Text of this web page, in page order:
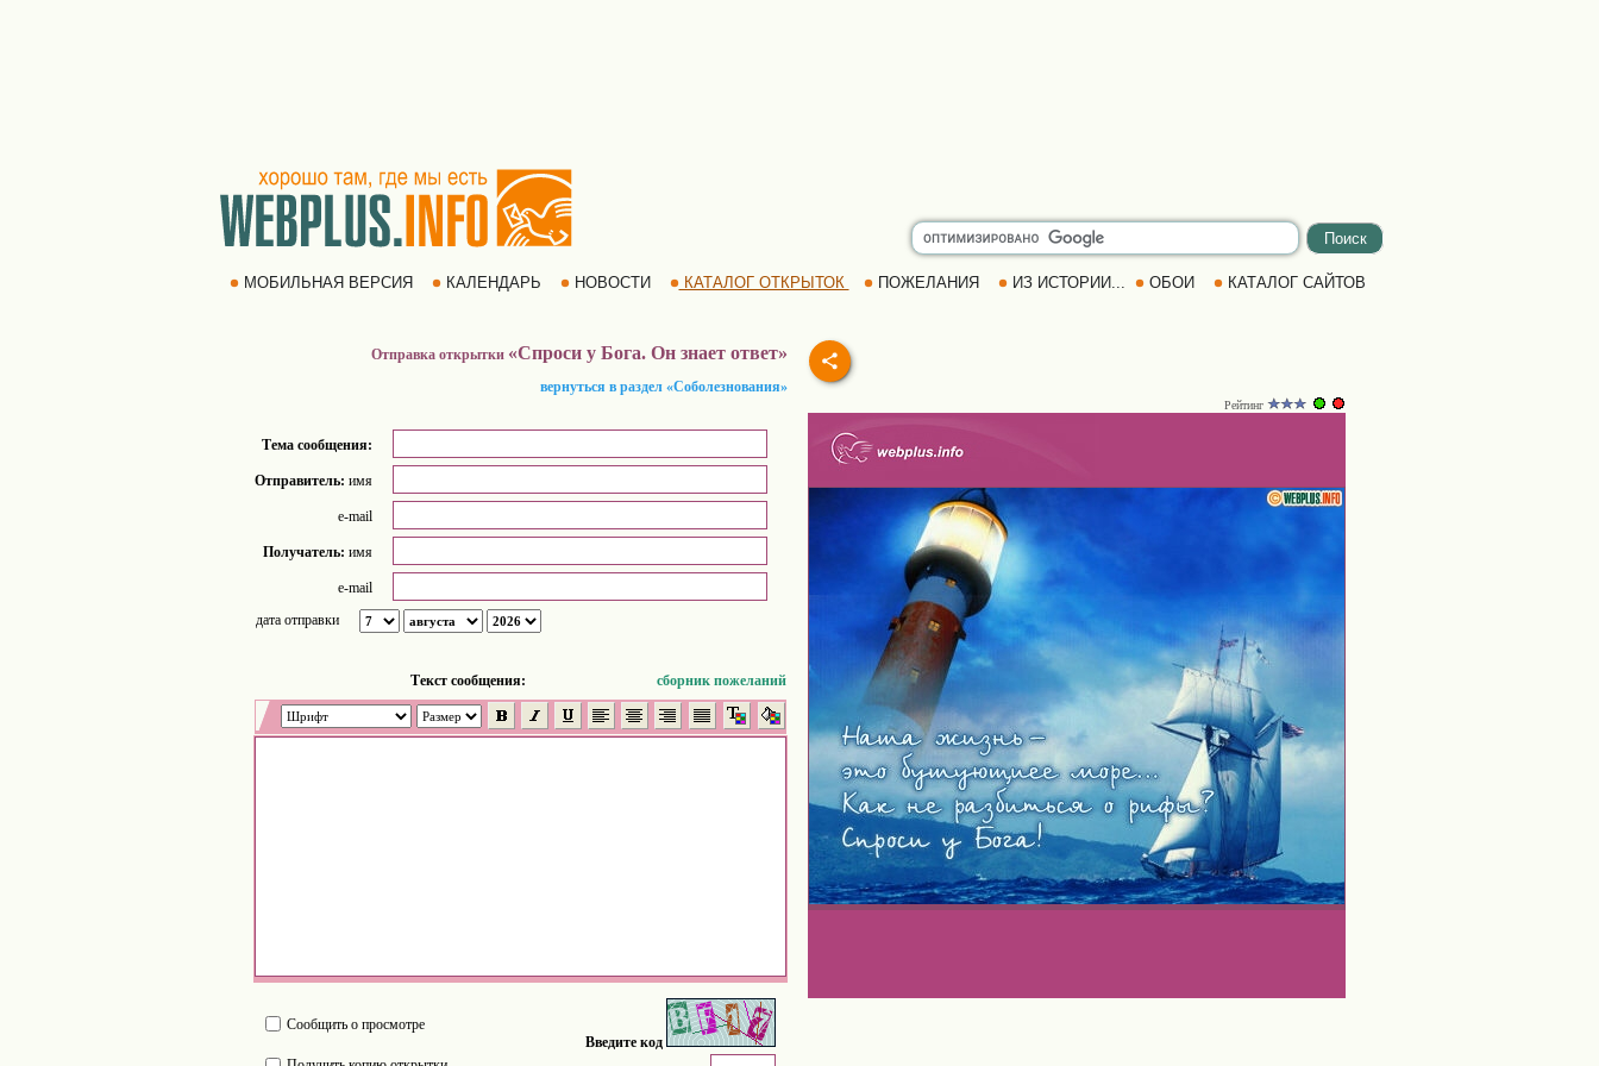
МОБИЛЬНАЯ ВЕРСИЯ КАЛЕНДАРЬ НОВОСТИ КАТАЛОГ ОТКРЫТОК ПОЖЕЛАНИЯ ИЗ ИСТОРИИ... ОБОИ КАТАЛОГ САЙТОВ
Отправка открытки «Спроси у Бога. Он знает ответ»
вернуться в раздел «Соболезнования»
Тема сообщения:
Отправитель: имя
e-mail
Получатель: имя
e-mail
дата отправки
Tекст сообщения: сборник пожеланий
Сообщить о просмотре
Введите код
Рейтинг